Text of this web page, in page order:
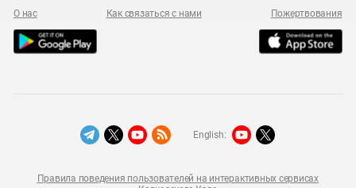
О нас Как связаться с нами Пожертвования
Правила поведения пользователей на интерактивных сервисах
English: